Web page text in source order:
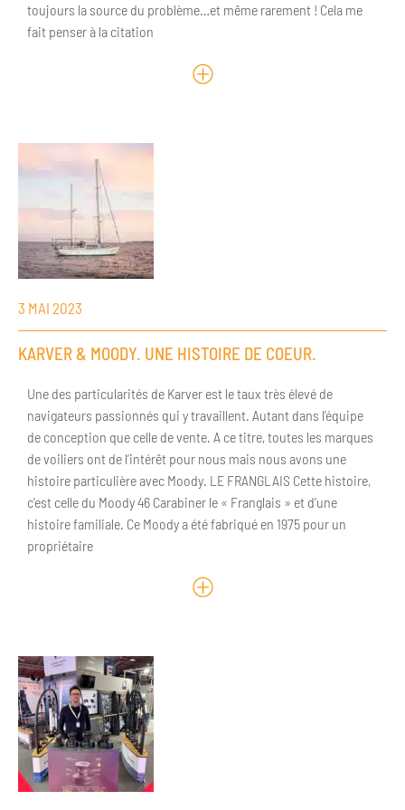
toujours la source du problème…et même rarement ! Cela me
fait penser à la citation
3 MAI 2023
KARVER & MOODY. UNE HISTOIRE DE COEUR.
Une des particularités de Karver est le taux très élevé de
navigateurs passionnés qui y travaillent. Autant dans l’équipe
de conception que celle de vente. A ce titre, toutes les marques
de voiliers ont de l’intérêt pour nous mais nous avons une
histoire particulière avec Moody. LE FRANGLAIS Cette histoire,
c’est celle du Moody 46 Carabiner le « Franglais » et d’une
histoire familiale. Ce Moody a été fabriqué en 1975 pour un
propriétaire